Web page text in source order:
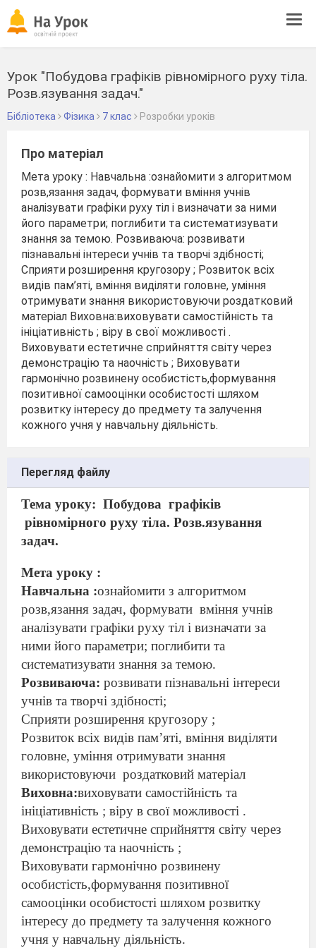
Урок "Побудова графіків рівномірного руху тіла.
Розв.язування задач."
Бібліотека Фізика 7 клас Розробки уроків
Про матеріал
Мета уроку : Навчальна :ознайомити з алгоритмом
розв,язання задач, формувати вміння учнів
аналізувати графіки руху тіл і визначати за ними
його параметри; поглибити та систематизувати
знання за темою. Розвиваюча: розвивати
пізнавальні інтереси учнів та творчі здібності;
Сприяти розширення кругозору ; Розвиток всіх
видів пам’яті, вміння виділяти головне, уміння
отримувати знання використовуючи роздатковий
матеріал Виховна:виховувати самостійність та
ініціативність ; віру в свої можливості .
Виховувати естетичне сприйняття світу через
демонстрацію та наочність ; Виховувати
гармонічно розвинену особистість,формування
позитивної самооцінки особистості шляхом
розвитку інтересу до предмету та залучення
кожного учня у навчальну діяльність.
Перегляд файлу
Тема уроку: Побудова графіків
рівномірного руху тіла. Розв.язування
задач.
Мета уроку :
Навчальна :ознайомити з алгоритмом
розв,язання задач, формувати вміння учнів
аналізувати графіки руху тіл і визначати за
ними його параметри; поглибити та
систематизувати знання за темою.
Розвиваюча: розвивати пізнавальні інтереси
учнів та творчі здібності;
Сприяти розширення кругозору ;
Розвиток всіх видів пам’яті, вміння виділяти
головне, уміння отримувати знання
використовуючи роздатковий матеріал
Виховна:виховувати самостійність та
ініціативність ; віру в свої можливості .
Виховувати естетичне сприйняття світу через
демонстрацію та наочність ;
Виховувати гармонічно розвинену
особистість,формування позитивної
самооцінки особистості шляхом розвитку
інтересу до предмету та залучення кожного
учня у навчальну діяльність.